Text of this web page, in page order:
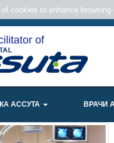
of
АССУТА ВРАЧИ
cookies to enhance